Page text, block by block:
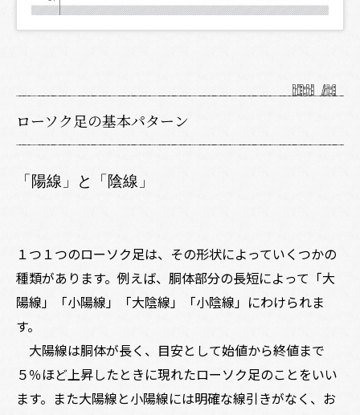
ローソク足の基本パターン
「陽線」と「陰線」
１つ１つのローソク足は、その形状によっていくつかの
種類があります。例えば、胴体部分の長短によって「大
陽線」「小陽線」「大陰線」「小陰線」にわけられま
す。
大陽線は胴体が長く、目安として始値から終値まで
５％ほど上昇したときに現れたローソク足のことをいい
ます。また大陽線と小陽線には明確な線引きがなく、お